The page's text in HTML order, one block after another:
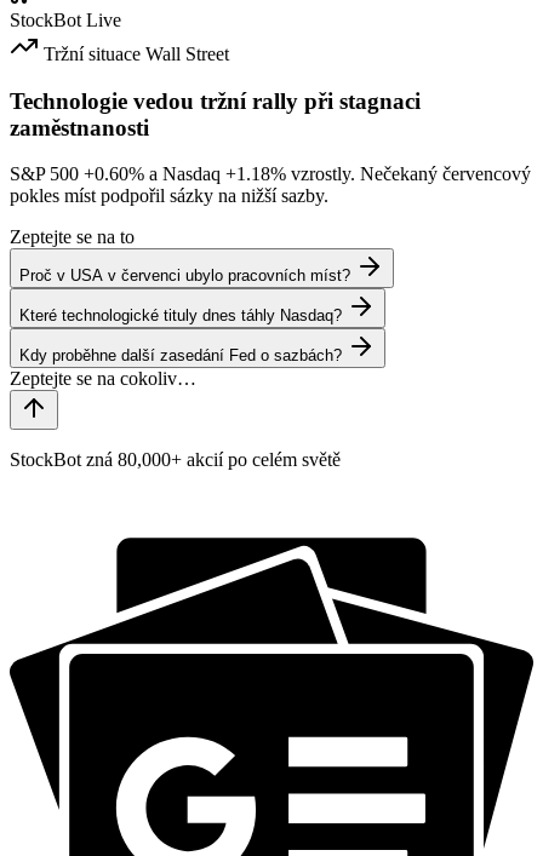
StockBot Live
Tržní situace Wall Street
Technologie vedou tržní rally při stagnaci
zaměstnanosti
S&P 500 +0.60% a Nasdaq +1.18% vzrostly. Nečekaný červencový
pokles míst podpořil sázky na nižší sazby.
Zeptejte se na to
Proč v USA v červenci ubylo pracovních míst?
Které technologické tituly dnes táhly Nasdaq?
Kdy proběhne další zasedání Fed o sazbách?
StockBot zná 80,000+ akcií po celém světě